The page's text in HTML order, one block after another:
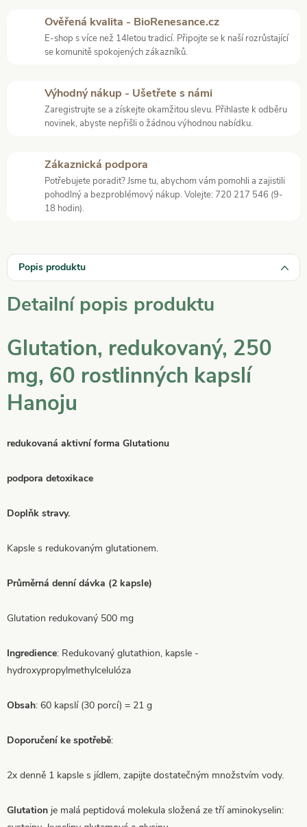
Ověřená kvalita - BioRenesance.cz
E-shop s více než 14letou tradicí. Připojte se k naší rozrůstající
se komunitě spokojených zákazníků.
Výhodný nákup - Ušetřete s námi
Zaregistrujte se a získejte okamžitou slevu. Přihlaste k odběru
novinek, abyste nepřišli o žádnou výhodnou nabídku.
Zákaznická podpora
Potřebujete poradit? Jsme tu, abychom vám pomohli a zajistili
pohodlný a bezproblémový nákup. Volejte: 720 217 546 (9-
18 hodin).
Popis produktu
Detailní popis produktu
Glutation, redukovaný, 250
mg, 60 rostlinných kapslí
Hanoju
redukovaná aktivní forma Glutationu
podpora detoxikace
Doplňk stravy.
Kapsle s redukovaným glutationem.
Průměrná denní dávka (2 kapsle)
Glutation redukovaný 500 mg
Ingredience: Redukovaný glutathion, kapsle -
hydroxypropylmethylcelulóza
Obsah: 60 kapslí (30 porcí) = 21 g
Doporučení ke spotřebě:
2x denně 1 kapsle s jídlem, zapijte dostatečným množstvím vody.
Glutation je malá peptidová molekula složená ze tří aminokyselin: